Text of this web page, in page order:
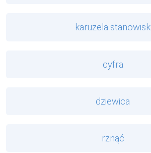
karuzela stanowisk
cyfra
dziewica
rżnąć